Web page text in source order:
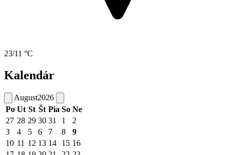
23/11 °C
Kalendár
August2026
Po Ut St Št Pia So Ne
27 28 29 30 31 1
2
3
4 5 6 7 8
9
10 11 12 13 14 15 16